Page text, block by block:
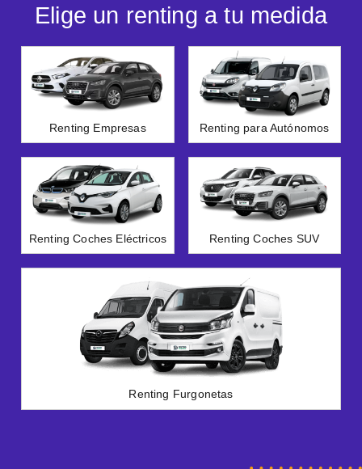
Elige un renting a tu medida
Renting Empresas Renting para Autónomos
Renting Coches Eléctricos Renting Coches SUV
Renting Furgonetas